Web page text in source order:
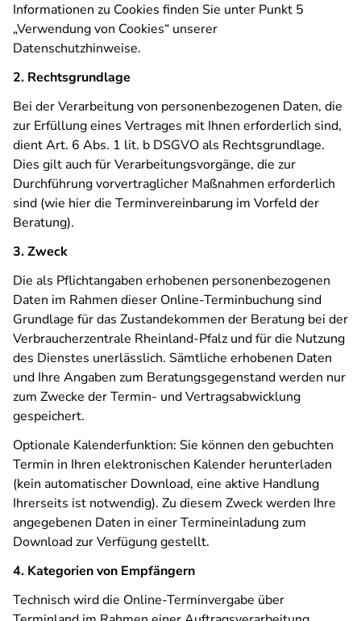
Informationen zu Cookies finden Sie unter Punkt 5
„Verwendung von Cookies“ unserer
Datenschutzhinweise.
2. Rechtsgrundlage
Bei der Verarbeitung von personenbezogenen Daten, die
zur Erfüllung eines Vertrages mit Ihnen erforderlich sind,
dient Art. 6 Abs. 1 lit. b DSGVO als Rechtsgrundlage.
Dies gilt auch für Verarbeitungsvorgänge, die zur
Durchführung vorvertraglicher Maßnahmen erforderlich
sind (wie hier die Terminvereinbarung im Vorfeld der
Beratung).
3. Zweck
Die als Pflichtangaben erhobenen personenbezogenen
Daten im Rahmen dieser Online-Terminbuchung sind
Grundlage für das Zustandekommen der Beratung bei der
Verbraucherzentrale Rheinland-Pfalz und für die Nutzung
des Dienstes unerlässlich. Sämtliche erhobenen Daten
und Ihre Angaben zum Beratungsgegenstand werden nur
zum Zwecke der Termin- und Vertragsabwicklung
gespeichert.
Optionale Kalenderfunktion: Sie können den gebuchten
Termin in Ihren elektronischen Kalender herunterladen
(kein automatischer Download, eine aktive Handlung
Ihrerseits ist notwendig). Zu diesem Zweck werden Ihre
angegebenen Daten in einer Termineinladung zum
Download zur Verfügung gestellt.
4. Kategorien von Empfängern
Technisch wird die Online-Terminvergabe über